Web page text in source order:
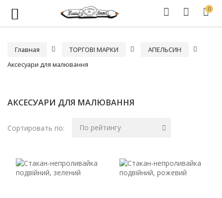
0
Главная ТОРГОВІ МАРКИ
АПЕЛЬСИН
Аксесуари для малювання
АКСЕСУАРИ ДЛЯ МАЛЮВАННЯ
Сортировать по: По рейтингу